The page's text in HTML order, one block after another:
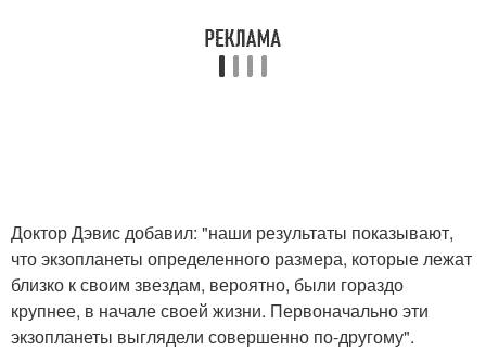
Доктор Дэвис добавил: "наши результаты показывают,
что экзопланеты определенного размера, которые лежат
близко к своим звездам, вероятно, были гораздо
крупнее, в начале своей жизни. Первоначально эти
экзопланеты выглядели совершенно по-другому".